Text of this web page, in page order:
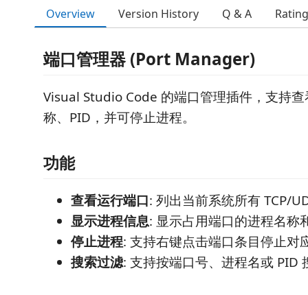
Overview Version History Q & A
端口管理器 (Port Manager)
Visual Studio Code 的端口管理插件，支持
称、PID，并可停止进程。
功能
查看运行端口: 列出当前系统所有 TCP/
显示进程信息: 显示占用端口的进程名称
停止进程: 支持右键点击端口条目停止对
搜索过滤: 支持按端口号、进程名或 PID